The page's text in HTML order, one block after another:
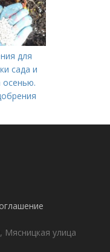
для
сада и
осенью.
это
Мясницкая улица